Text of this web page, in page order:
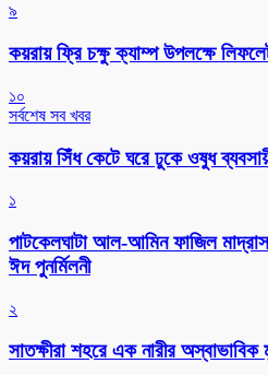
৯
কয়রায় ফ্রি চক্ষু ক্যাম্প উপলক্ষে
১০
সর্বশেষ সব খবর
কয়রায় সিঁধ কেটে ঘরে ঢুকে ওষুধ
১
পাটকেলঘাটা আল-আমিন ফাজিল
ঈদ পুনর্মিলনী
২
সাতক্ষীরা শহরে এক নারীর